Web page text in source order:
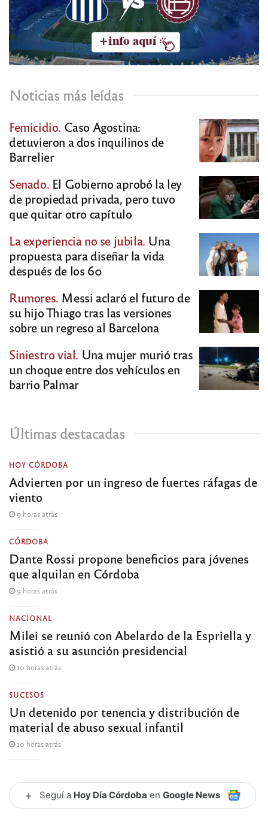
Noticias más leídas
Femicidio. Caso Agostina:
detuvieron a dos inquilinos de
Barrelier
Senado. El Gobierno aprobó la ley
de propiedad privada, pero tuvo
que quitar otro capítulo
La experiencia no se jubila. Una
propuesta para diseñar la vida
después de los 60
Rumores. Messi aclaró el futuro de
su hijo Thiago tras las versiones
sobre un regreso al Barcelona
Siniestro vial. Una mujer murió tras
un choque entre dos vehículos en
barrio Palmar
Últimas destacadas
HOY CÓRDOBA
Advierten por un ingreso de fuertes ráfagas de
viento
9 horas atrás
CÓRDOBA
Dante Rossi propone beneficios para jóvenes
que alquilan en Córdoba
9 horas atrás
NACIONAL
Milei se reunió con Abelardo de la Espriella y
asistió a su asunción presidencial
10 horas atrás
SUCESOS
Un detenido por tenencia y distribución de
material de abuso sexual infantil
10 horas atrás
+ Seguí a Hoy Día Córdoba en Google News